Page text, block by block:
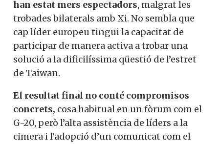
han estat mers espectadors, malgrat les
trobades bilaterals amb Xi. No sembla que
cap líder europeu tingui la capacitat de
participar de manera activa a trobar una
solució a la dificilíssima qüestió de l’estret
de Taiwan.
El resultat final no conté compromisos
concrets, cosa habitual en un fòrum com el
G-20, però l’alta assistència de líders a la
cimera i l’adopció d’un comunicat com el